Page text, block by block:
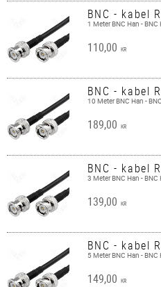
BNC - kabel
1 Meter BNC Han - BNC
110,00 KR
BNC - kabel
10 Meter BNC Han -
189,00 KR
BNC - kabel
3 Meter BNC Han - BNC
139,00 KR
BNC - kabel
5 Meter BNC Han -
149,00 KR